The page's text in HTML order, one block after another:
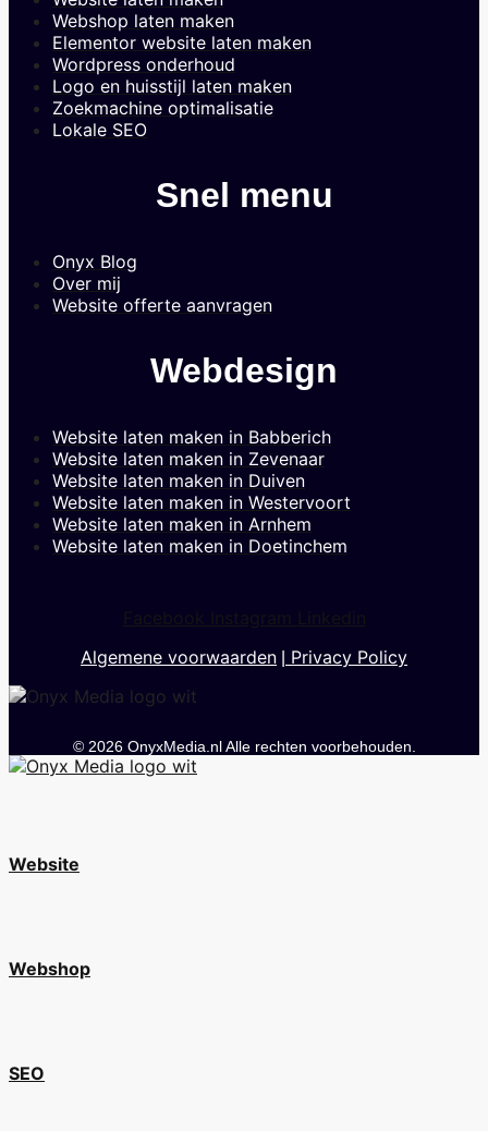
Webshop laten maken
Elementor website laten maken
Wordpress onderhoud
Logo en huisstijl laten maken
Zoekmachine optimalisatie
Lokale SEO
Snel menu
Onyx Blog
Over mij
Website offerte aanvragen
Webdesign
Website laten maken in Babberich
Website laten maken in Zevenaar
Website laten maken in Duiven
Website laten maken in Westervoort
Website laten maken in Arnhem
Website laten maken in Doetinchem
Algemene voorwaarden
Privacy Policy
© 2026 OnyxMedia.nl Alle rechten voorbehouden.
Website
Webshop
SEO